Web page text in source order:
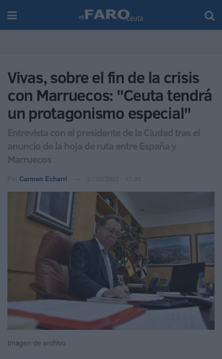
Vivas, sobre el fin de la crisis
con Marruecos: "Ceuta tendrá
un protagonismo especial"
Entrevista con el presidente de la Ciudad tras el
anuncio de la hoja de ruta entre España y
Marruecos
Por Carmen Echarri 21/03/2022 - 17:30
Imagen de archivo